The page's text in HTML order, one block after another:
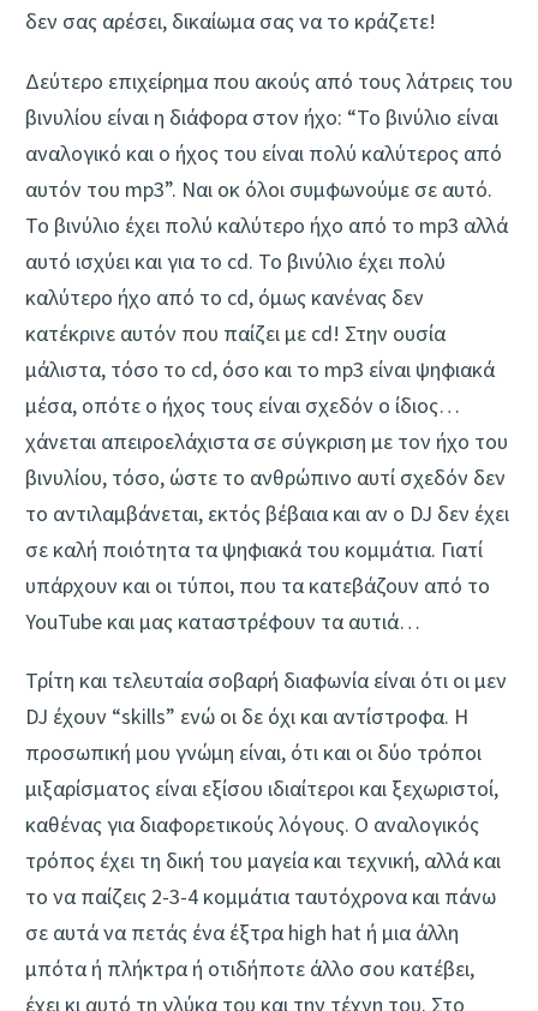
δεν σας αρέσει, δικαίωμα σας να το κράζετε!
Δεύτερο επιχείρημα που ακούς από τους λάτρεις του
βινυλίου είναι η διάφορα στον ήχο: “Το βινύλιο είναι
αναλογικό και ο ήχος του είναι πολύ καλύτερος από
αυτόν του mp3”. Ναι οκ όλοι συμφωνούμε σε αυτό.
Το βινύλιο έχει πολύ καλύτερο ήχο από το mp3 αλλά
αυτό ισχύει και για το cd. Το βινύλιο έχει πολύ
καλύτερο ήχο από το cd, όμως κανένας δεν
κατέκρινε αυτόν που παίζει με cd! Στην ουσία
μάλιστα, τόσο το cd, όσο και το mp3 είναι ψηφιακά
μέσα, οπότε ο ήχος τους είναι σχεδόν ο ίδιος…
χάνεται απειροελάχιστα σε σύγκριση με τον ήχο του
βινυλίου, τόσο, ώστε το ανθρώπινο αυτί σχεδόν δεν
το αντιλαμβάνεται, εκτός βέβαια και αν ο DJ δεν έχει
σε καλή ποιότητα τα ψηφιακά του κομμάτια. Γιατί
υπάρχουν και οι τύποι, που τα κατεβάζουν από το
YouTube και μας καταστρέφουν τα αυτιά…
Τρίτη και τελευταία σοβαρή διαφωνία είναι ότι οι μεν
DJ έχουν “skills” ενώ οι δε όχι και αντίστροφα. Η
προσωπική μου γνώμη είναι, ότι και οι δύο τρόποι
μιξαρίσματος είναι εξίσου ιδιαίτεροι και ξεχωριστοί,
καθένας για διαφορετικούς λόγους. Ο αναλογικός
τρόπος έχει τη δική του μαγεία και τεχνική, αλλά και
το να παίζεις 2-3-4 κομμάτια ταυτόχρονα και πάνω
σε αυτά να πετάς ένα έξτρα high hat ή μια άλλη
μπότα ή πλήκτρα ή οτιδήποτε άλλο σου κατέβει,
έχει κι αυτό τη γλύκα του και την τέχνη του. Στο